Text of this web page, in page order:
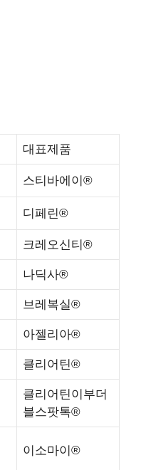
대표제품
스티바에이®
디페린®
크레오신티®
나딕사®
브레복실®
아젤리아®
클리어틴®
클리어틴이부더
블스팟톡®
이소마이®